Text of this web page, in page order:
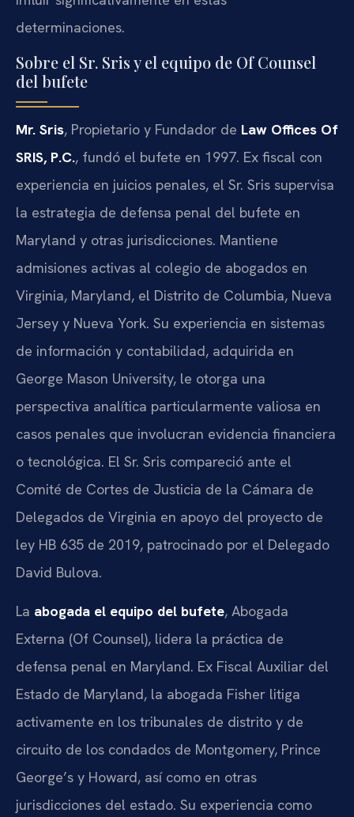
determinaciones.
Sobre el Sr. Sris y el equipo de Of Counsel
del bufete
Mr. Sris, Propietario y Fundador de Law Offices Of
SRIS, P.C., fundó el bufete en 1997. Ex fiscal con
experiencia en juicios penales, el Sr. Sris supervisa
la estrategia de defensa penal del bufete en
Maryland y otras jurisdicciones. Mantiene
admisiones activas al colegio de abogados en
Virginia, Maryland, el Distrito de Columbia, Nueva
Jersey y Nueva York. Su experiencia en sistemas
de información y contabilidad, adquirida en
George Mason University, le otorga una
perspectiva analítica particularmente valiosa en
casos penales que involucran evidencia financiera
o tecnológica. El Sr. Sris compareció ante el
Comité de Cortes de Justicia de la Cámara de
Delegados de Virginia en apoyo del proyecto de
ley HB 635 de 2019, patrocinado por el Delegado
David Bulova.
La abogada el equipo del bufete, Abogada
Externa (Of Counsel), lidera la práctica de
defensa penal en Maryland. Ex Fiscal Auxiliar del
Estado de Maryland, la abogada Fisher litiga
activamente en los tribunales de distrito y de
circuito de los condados de Montgomery, Prince
George’s y Howard, así como en otras
jurisdicciones del estado. Su experiencia como